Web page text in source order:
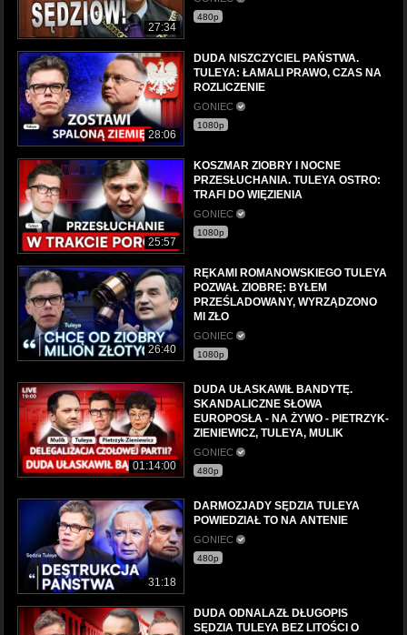
27:34
480p
28:06
DUDA NISZCZYCIEL PAŃSTWA.
TULEYA: ŁAMALI PRAWO, CZAS NA
ROZLICZENIE
GONIEC
1080p
25:57
KOSZMAR ZIOBRY I NOCNE
PRZESŁUCHANIA. TULEYA OSTRO:
TRAFI DO WIĘZIENIA
GONIEC
1080p
26:40
RĘKAMI ROMANOWSKIEGO TULEYA
POZWAŁ ZIOBRĘ: BYŁEM
PRZEŚLADOWANY, WYRZĄDZONO
MI ZŁO
GONIEC
1080p
01:14:00
DUDA UŁASKAWIŁ BANDYTĘ.
SKANDALICZNE SŁOWA
EUROPOSŁA - NA ŻYWO - PIETRZYK-
ZIENIEWICZ, TULEYA, MULIK
GONIEC
480p
31:18
DARMOZJADY SĘDZIA TULEYA
POWIEDZIAŁ TO NA ANTENIE
GONIEC
480p
DUDA ODNALAZŁ DŁUGOPIS
SĘDZIA TULEYA BEZ LITOŚCI O